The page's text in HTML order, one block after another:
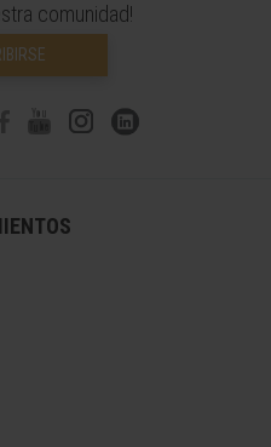
comunidad!